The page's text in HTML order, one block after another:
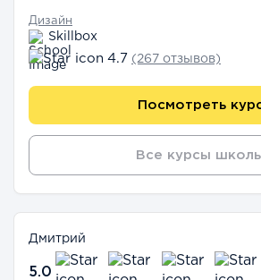
Дизайн
Skillbox
4.7 (267 отзывов)
Посмотреть
Все курсы
Дмитрий
5.0